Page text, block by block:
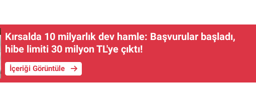
Kırsalda 10 milyarlık dev hamle: Başvurular başladı,
hibe limiti 30 milyon TL'ye çıktı!
İçeriği Görüntüle